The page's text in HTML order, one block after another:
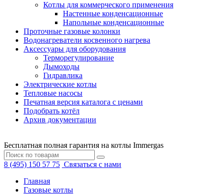
Котлы для коммерческого применения
Настенные конденсационные
Напольные конденсационные
Проточные газовые колонки
Водонагреватели косвенного нагрева
Аксессуары для оборудования
Терморегулирование
Дымоходы
Гидравлика
Электрические котлы
Тепловые насосы
Печатная версия каталога с ценами
Подобрать котёл
Архив документации
Бесплатная полная гарантия на котлы Immergas
8 (495) 150 57 75 Связаться с нами
Главная
Газовые котлы